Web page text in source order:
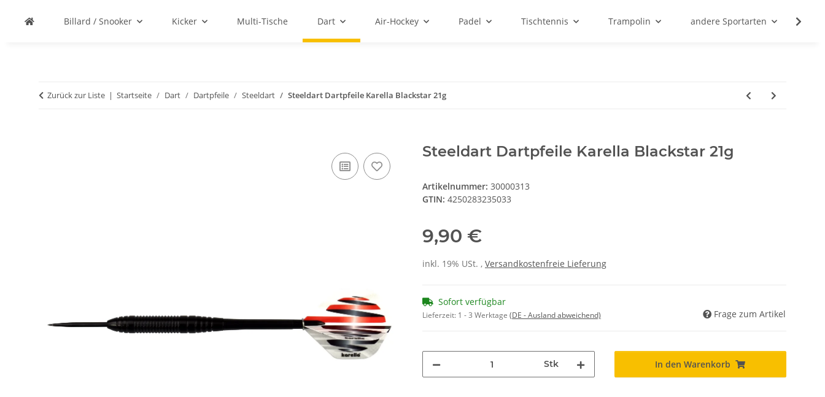
Billard / Snooker Kicker Multi-Tische Dart Air-Hockey Padel Tischtennis Trampolin andere Sportarten
Zurück zur Liste Startseite Dart Dartpfeile Steeldart Steeldart Dartpfeile Karella Blackstar 21g
Steeldart Dartpfeile Karella Blackstar 21g
Artikelnummer: 30000313
GTIN: 4250283235033
9,90 €
inkl. 19% USt. , Versandkostenfreie Lieferung
Sofort verfügbar
Lieferzeit: 1 - 3 Werktage (DE - Ausland abweichend) Frage zum Artikel
Stk In den Warenkorb